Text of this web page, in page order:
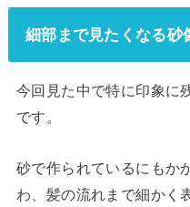
細部まで見たくなる砂
今回見た中で特に印象に
です。
砂で作られているにもか
わ、髪の流れまで細かく